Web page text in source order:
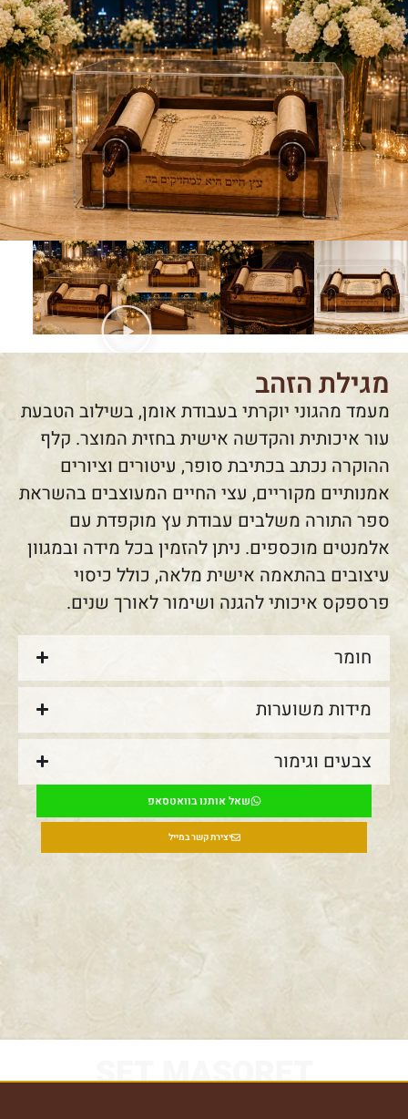
מגילת הזהב
מעמד מהגוני יוקרתי בעבודת אומן, בשילוב הטבעת
עור איכותית והקדשה אישית בחזית המוצר. קלף
ההוקרה נכתב בכתיבת סופר, עיטורים וציורים
אמנותיים מקוריים, עצי החיים המעוצבים בהשראת
ספר התורה משלבים עבודת עץ מוקפדת עם
אלמנטים מוכספים. ניתן להזמין בכל מידה ובמגוון
עיצובים בהתאמה אישית מלאה, כולל כיסוי
פרספקס איכותי להגנה ושימור לאורך שנים.
חומר
מידות משוערות
צבעים וגימור
שאל אותנו בוואטסאפ
יצירת קשר במייל
SET MASORET